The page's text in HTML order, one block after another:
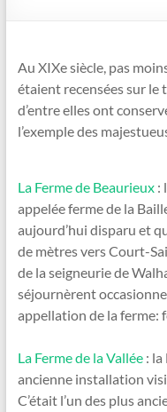
Au XIXe siècle, pas
étaient recensées sur
d’entre elles ont
l’exemple des
La Ferme de Beaurieux:
appelée ferme de la
aujourd’hui disparu et
de mètres vers Court-
de la seigneurie de
séjournèrent
appellation de la ferme:
La Ferme de la Vallée: la
ancienne installation
C’était l’un des plus